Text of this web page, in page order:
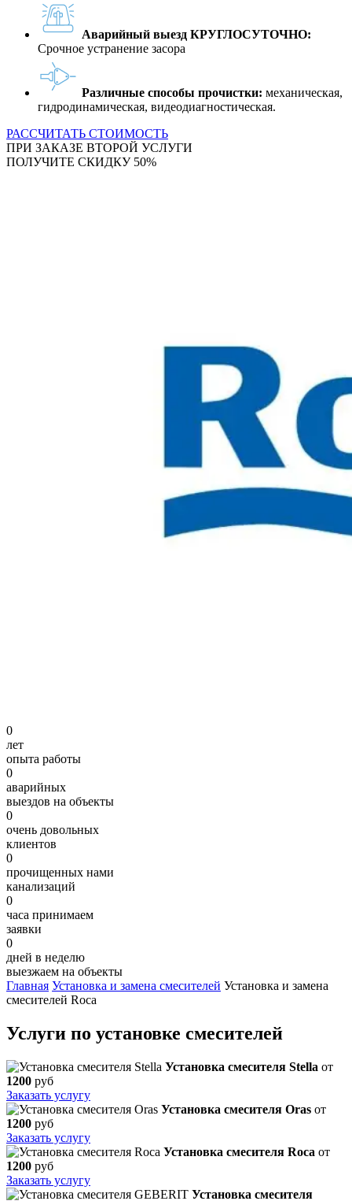
Аварийный выезд КРУГЛОСУТОЧНО:
Срочное устранение засора
Различные способы прочистки: механическая,
гидродинамическая, видеодиагностическая.
РАССЧИТАТЬ СТОИМОСТЬ
ПРИ ЗАКАЗЕ ВТОРОЙ УСЛУГИ
ПОЛУЧИТЕ СКИДКУ 50%
0
лет
опыта работы
0
аварийных
выездов на объекты
0
очень довольных
клиентов
0
прочищенных нами
канализаций
0
часа принимаем
заявки
0
дней в неделю
выезжаем на объекты
Главная Установка и замена смесителей Установка и замена
смесителей Roca
Услуги по установке смесителей
Установка смесителя Stella от
1200 руб
Заказать услугу
Установка смесителя Oras от
1200 руб
Заказать услугу
Установка смесителя Roca от
1200 руб
Заказать услугу
Установка смесителя